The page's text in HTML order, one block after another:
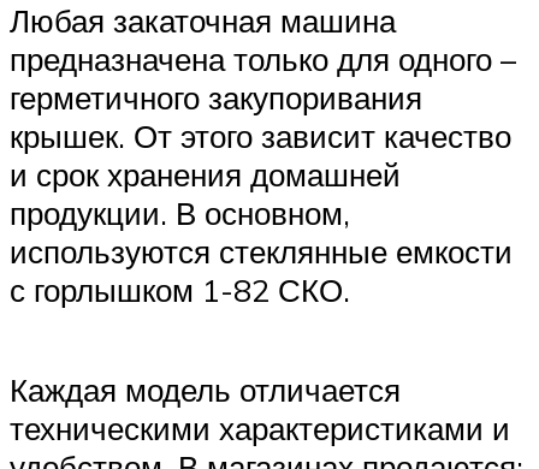
Любая закаточная машина
предназначена только для одного –
герметичного закупоривания
крышек. От этого зависит качество
и срок хранения домашней
продукции. В основном,
используются стеклянные емкости
с горлышком 1-82 СКО.
Каждая модель отличается
техническими характеристиками и